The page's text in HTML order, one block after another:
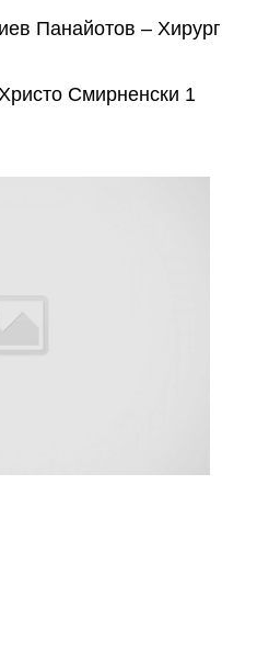
Панайотов – Хирург
Смирненски 1